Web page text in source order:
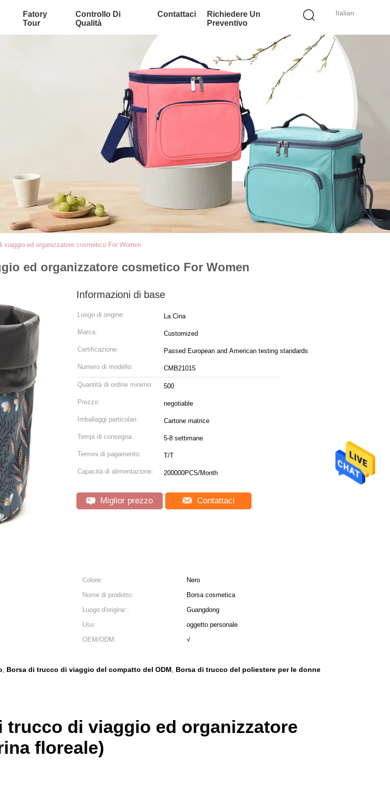
Italian
Fatory
Tour
Controllo Di
Qualità
Contattaci
Richiedere Un
Preventivo
viaggio ed organizzatore cosmetico For Women
ed organizzatore cosmetico For Women
Informazioni di base
Luogo di origine: La Cina
Marca: Customized
Certificazione: Passed European and American testing standards
Numero di modello: CMB21015
Quantità di ordine minimo: 500
Prezzo: negotiable
Imballaggi particolari: Cartone matrice
Tempi di consegna: 5-8 settimane
Termini di pagamento: T/T
Capacità di alimentazione: 200000PCS/Month
Miglior prezzo Contattaci
Colore:
Nero
Nome di prodotto:
Borsa cosmetica
Luogo d'origine::
Guangdong
Uso:
oggetto personale
OEM/ODM:
√
, Borsa di trucco di viaggio del compatto del ODM, Borsa di trucco del poliestere per le donne
di viaggio ed organizzatore
floreale)